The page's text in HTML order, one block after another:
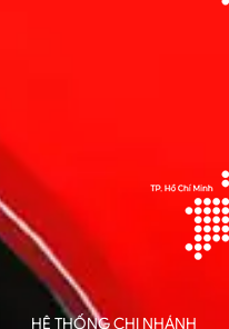
HỆ THỐNG CHI NHÁNH